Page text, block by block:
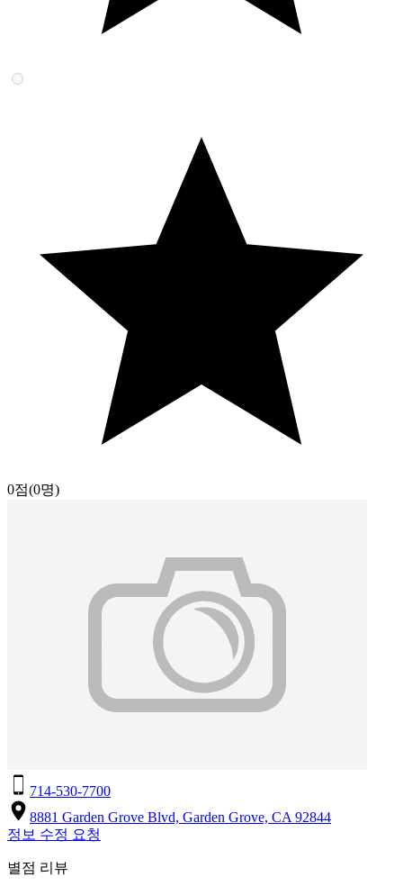
0점(0명)
714-530-7700
8881 Garden Grove Blvd, Garden Grove, CA 92844
정보 수정 요청
별점 리뷰